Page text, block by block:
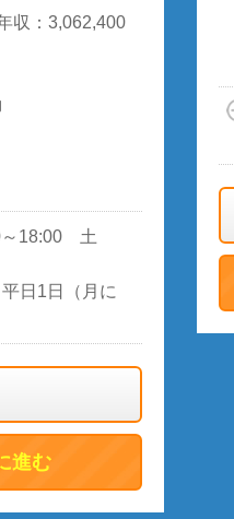
：3,062,400
～18:00 土
日1日（月に
進む